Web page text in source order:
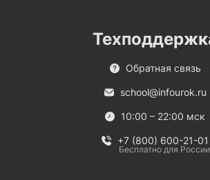
Обратная связь
school@infourok.ru
10:00 – 22:00 мск
+7 (800) 600-21-01
Бесплатно для России